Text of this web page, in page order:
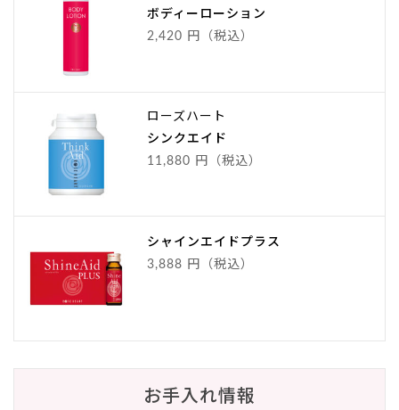
ボディーローション
2,420 円（税込）
ローズハート
シンクエイド
11,880 円（税込）
シャインエイドプラス
3,888 円（税込）
お手入れ情報